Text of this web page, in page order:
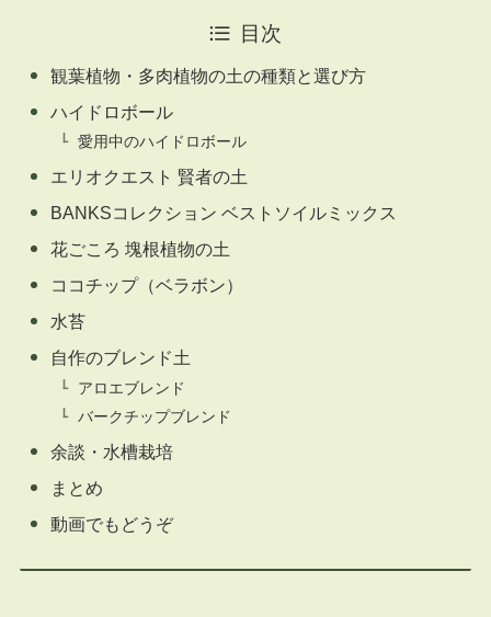
目次
観葉植物・多肉植物の土の種類と選び方
ハイドロボール
愛用中のハイドロボール
エリオクエスト 賢者の土
BANKSコレクション ベストソイルミックス
花ごころ 塊根植物の土
ココチップ（ベラボン）
水苔
自作のブレンド土
アロエブレンド
バークチップブレンド
余談・水槽栽培
まとめ
動画でもどうぞ